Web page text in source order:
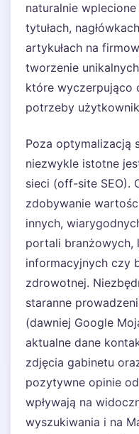
naturalnie
tytułach,
artykułach na
tworzenie
które wyczerpująco
potrzeby
Poza optymalizacją
niezwykle istotne
sieci (off-site SEO).
zdobywanie
innych,
portali branżowych,
informacyjnych czy
zdrowotnej.
staranne
(dawniej Google
aktualne dane
zdjęcia gabinetu
pozytywne opinie
wpływają na
wyszukiwania i na